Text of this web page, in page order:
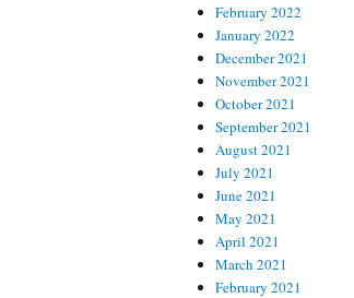
February 2022
January 2022
December 2021
November 2021
October 2021
September 2021
August 2021
July 2021
June 2021
May 2021
April 2021
March 2021
February 2021